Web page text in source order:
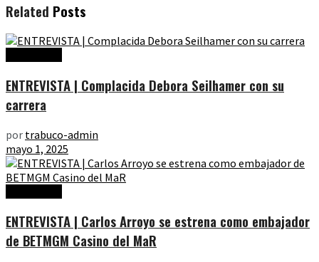
Related Posts
ENTREVISTA | Complacida Debora Seilhamer con su
carrera
por trabuco-admin
mayo 1, 2025
ENTREVISTA | Carlos Arroyo se estrena como embajador
de BETMGM Casino del MaR